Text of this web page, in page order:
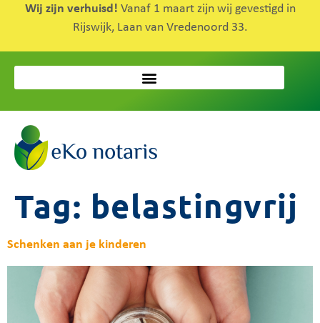
Wij zijn verhuisd! Vanaf 1 maart zijn wij gevestigd in
Rijswijk, Laan van Vredenoord 33.
Tag: belastingvrij
Schenken aan je kinderen